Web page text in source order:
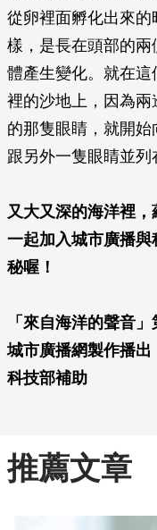
從卵裡面孵化出來
樣，是長在頭部的
體產生變化。就在
裡的沙地上，因為
的那隻眼睛，就開始
跟另外一隻眼睛並列
又大又深的海洋裡
一起加入城市廣播
秘喔！
「來自海洋的聲音」
城市廣播網製作播出
科技部補助
推薦文章